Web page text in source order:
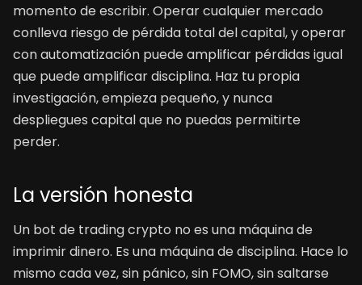
momento de escribir. Operar cualquier mercado
conlleva riesgo de pérdida total del capital, y operar
con automatización puede amplificar pérdidas igual
que puede amplificar disciplina. Haz tu propia
investigación, empieza pequeño, y nunca
despliegues capital que no puedas permitirte
perder.
La versión honesta
Un bot de trading crypto no es una máquina de
imprimir dinero. Es una máquina de disciplina. Hace lo
mismo cada vez, sin pánico, sin FOMO, sin saltarse